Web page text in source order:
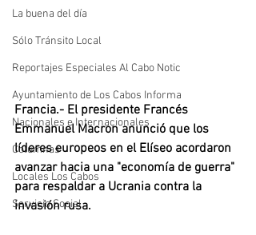
La buena del día
Sólo Tránsito Local
Reportajes Especiales Al Cabo Notic
Ayuntamiento de Los Cabos Informa
Nacionales e Internacionales
Columnas
Locales Los Cabos
Servicio Social
Francia.- El presidente Francés
Emmanuel Macron anunció que los
líderes europeos en el Elíseo acordaron
avanzar hacia una "economía de guerra"
para respaldar a Ucrania contra la
invasión rusa.